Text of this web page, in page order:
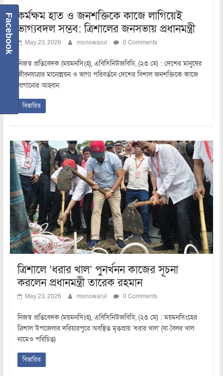
কর্মক্ষম হাত ও জনশক্তিকে কাজে লাগিয়েই
ভাগ্যবদল সম্ভব: ত্রিশালের জনসভায় প্রধানমন্ত্রী
May 23, 2026 monowarul 0 Comments
নিজস্ব প্রতিবেদক (ময়মনসিংহ), এবিসিনিউজবিডি, (২৩ মে) : দেশের মানুষের
জীবনযাত্রার মানোন্নয়ন ও ভাগ্য পরিবর্তনে দেশের বিশাল জনশক্তিকে কাজে
লাগানোর আহ্বান
বিস্তারিত
ত্রিশালে ‘ধরার খাল’ পুনর্খনন কাজের সূচনা
করলেন প্রধানমন্ত্রী তারেক রহমান
May 23, 2026 monowarul 0 Comments
নিজস্ব প্রতিবেদক (ময়মনসিংহ), এবিসিনিউজবিডি, (২৩ মে) : ময়মনসিংহের
ত্রিশাল উপজেলার দরিয়ারপুরে অবস্থিত মৃতপ্রায় ‘ধরার খাল’ (যা বৈলর খাল
নামেও পরিচিত)
বিস্তারিত
Facebook